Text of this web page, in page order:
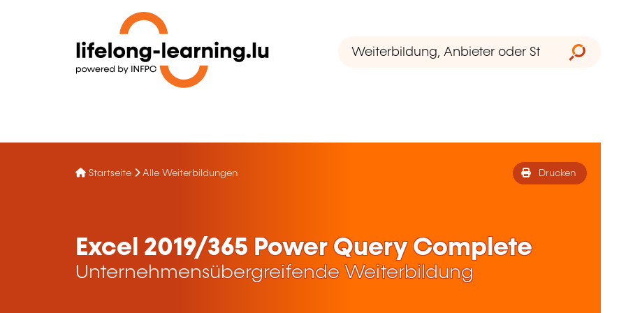
Startseite Alle Weiterbildungen Drucken
Excel 2019/365 Power Query Complete
Unternehmensübergreifende Weiterbildung